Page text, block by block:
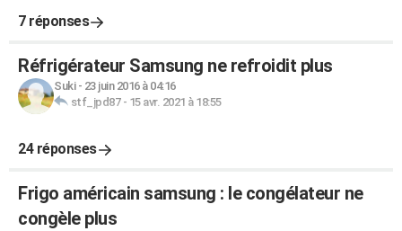
7 réponses
Réfrigérateur Samsung ne refroidit plus
Suki- 23 juin 2016 à 04:16
stf_jpd87- 15 avr. 2021 à 18:55
24 réponses
Frigo américain samsung : le congélateur ne
congèle plus